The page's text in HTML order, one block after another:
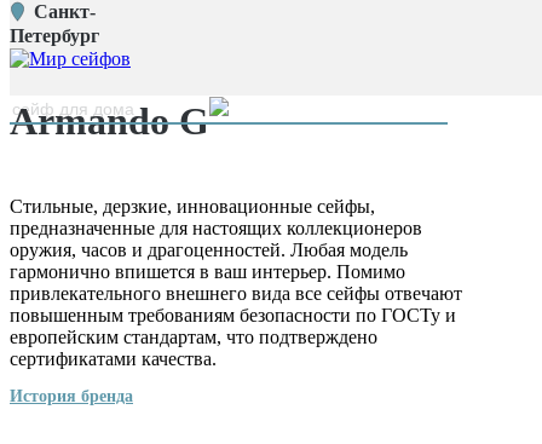
Санкт-
Петербург
Главная страница
Производители
Armando G
Armando G
Стильные, дерзкие, инновационные сейфы,
предназначенные для настоящих коллекционеров
оружия, часов и драгоценностей. Любая модель
гармонично впишется в ваш интерьер. Помимо
привлекательного внешнего вида все сейфы отвечают
повышенным требованиям безопасности по ГОСТу и
европейским стандартам, что подтверждено
сертификатами качества.
История бренда